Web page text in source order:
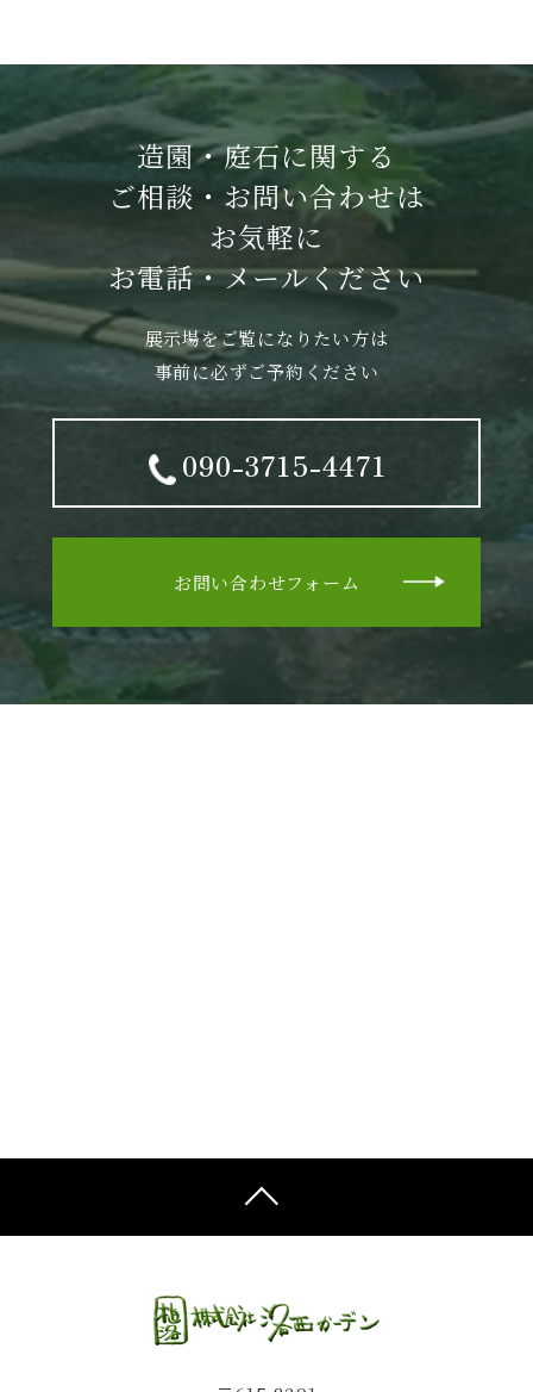
造園・庭石に関する
ご相談・お問い合わせは
お気軽に
お電話・メールください
展示場をご覧になりたい方は
事前に必ずご予約ください
090-3715-4471
お問い合わせフォーム